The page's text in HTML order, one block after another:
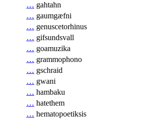
… gahtahn
… gaumgæfni
… genuscetorhinus
… gifsundsvall
… goamuzika
… grammophono
… gschraid
… gwani
… hambaku
… hatethem
… hematopoetiksis